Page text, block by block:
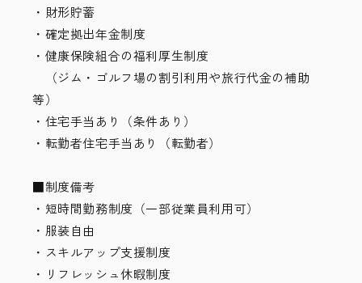
・財形貯蓄
・確定拠出年金制度
・健康保険組合の福利厚生制度
（ジム・ゴルフ場の割引利用や旅行代金の補助
等）
・住宅手当あり（条件あり）
・転勤者住宅手当あり（転勤者）
■制度備考
・短時間勤務制度（一部従業員利用可）
・服装自由
・スキルアップ支援制度
・リフレッシュ休暇制度